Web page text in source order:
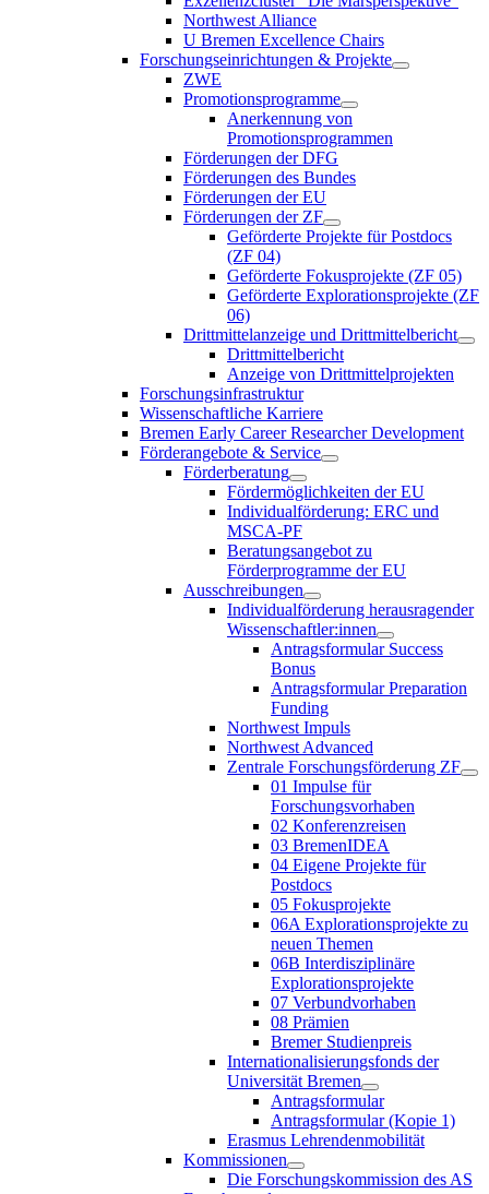
Northwest Alliance
U Bremen Excellence Chairs
Forschungseinrichtungen & Projekte
ZWE
Promotionsprogramme
Anerkennung von
Promotionsprogrammen
Förderungen der DFG
Förderungen des Bundes
Förderungen der EU
Förderungen der ZF
Geförderte Projekte für Postdocs
(ZF 04)
Geförderte Fokusprojekte (ZF 05)
Geförderte Explorationsprojekte (ZF
06)
Drittmittelanzeige und Drittmittelbericht
Drittmittelbericht
Anzeige von Drittmittelprojekten
Forschungsinfrastruktur
Wissenschaftliche Karriere
Bremen Early Career Researcher Development
Förderangebote & Service
Förderberatung
Fördermöglichkeiten der EU
Individualförderung: ERC und
MSCA-PF
Beratungsangebot zu
Förderprogramme der EU
Ausschreibungen
Individualförderung herausragender
Wissenschaftler:innen
Antragsformular Success
Bonus
Antragsformular Preparation
Funding
Northwest Impuls
Northwest Advanced
Zentrale Forschungsförderung ZF
01 Impulse für
Forschungsvorhaben
02 Konferenzreisen
03 BremenIDEA
04 Eigene Projekte für
Postdocs
05 Fokusprojekte
06A Explorationsprojekte zu
neuen Themen
06B Interdisziplinäre
Explorationsprojekte
07 Verbundvorhaben
08 Prämien
Bremer Studienpreis
Internationalisierungsfonds der
Universität Bremen
Antragsformular
Antragsformular (Kopie 1)
Erasmus Lehrendenmobilität
Kommissionen
Die Forschungskommission des AS